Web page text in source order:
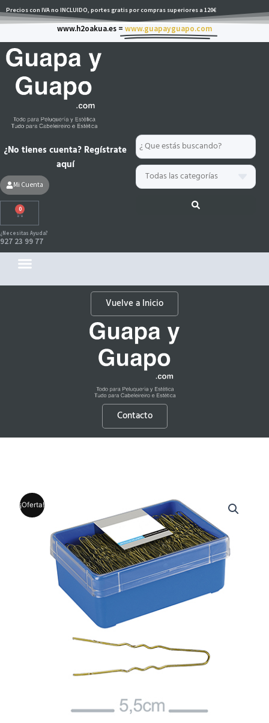
al
Precios con IVA no INCLUIDO, portes gratis por compras superiores a 120€
www.h2oakua.es = www.guapayguapo.com
Search
...
¿No tienes cuenta? Regístrate
aquí
Mi Cuenta
0
Carrito
¿Necesitas Ayuda?
927 23 99 77
Vuelve a Inicio
Contacto
¡Oferta!